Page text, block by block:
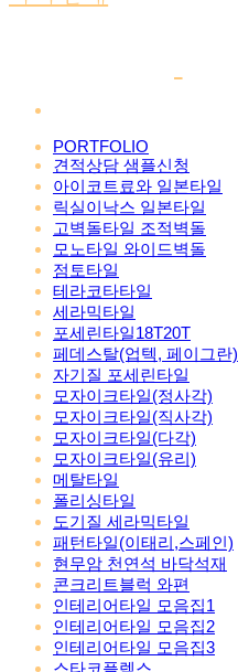
PORTFOLIO
견적상담 샘플신청
아이코트료와 일본타일
릭실이낙스 일본타일
고벽돌타일 조적벽돌
모노타일 와이드벽돌
점토타일
테라코타타일
세라믹타일
포세린타일18T20T
페데스탈(업텍, 페이그란)
자기질 포세린타일
모자이크타일(정사각)
모자이크타일(직사각)
모자이크타일(다각)
모자이크타일(유리)
메탈타일
폴리싱타일
도기질 세라믹타일
패턴타일(이태리,스페인)
현무암 천연석 바닥석재
콘크리트블럭 와편
인테리어타일 모음집1
인테리어타일 모음집2
인테리어타일 모음집3